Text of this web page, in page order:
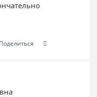
Поделиться